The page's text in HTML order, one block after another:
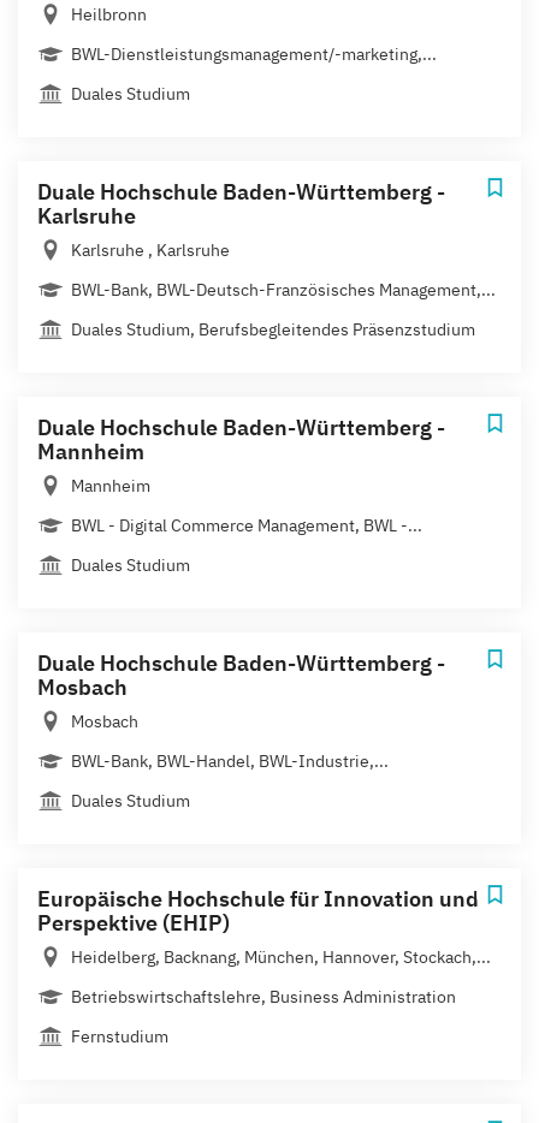
Heilbronn
BWL-Dienstleistungsmanagement/-marketing,...
Duales Studium
Duale Hochschule Baden-Württemberg -
Karlsruhe
Karlsruhe , Karlsruhe
BWL-Bank, BWL-Deutsch-Französisches Management,...
Duales Studium, Berufsbegleitendes Präsenzstudium
Duale Hochschule Baden-Württemberg -
Mannheim
Mannheim
BWL - Digital Commerce Management, BWL -...
Duales Studium
Duale Hochschule Baden-Württemberg -
Mosbach
Mosbach
BWL-Bank, BWL-Handel, BWL-Industrie,...
Duales Studium
Europäische Hochschule für Innovation und
Perspektive (EHIP)
Heidelberg, Backnang, München, Hannover, Stockach,...
Betriebswirtschaftslehre, Business Administration
Fernstudium